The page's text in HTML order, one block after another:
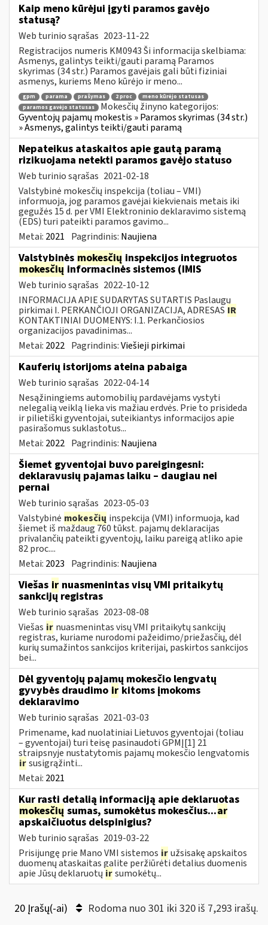
Kaip meno kūrėjui įgyti paramos gavėjo
statusą?
Web turinio sąrašas 2023-11-22
Registracijos numeris KM0943 Ši informacija skelbiama:
Asmenys, galintys teikti/gauti paramą Paramos
skyrimas (34 str.) Paramos gavėjais gali būti fiziniai
asmenys, kuriems Meno kūrėjo ir meno...
gpm parama prašymas 2 proc
meno kūrėjo statusas
paramos gavėjo statusas
Mokesčių žinyno kategorijos:
Gyventojų pajamų mokestis » Paramos skyrimas (34 str.)
» Asmenys, galintys teikti/gauti paramą
Nepateikus ataskaitos apie gautą paramą
rizikuojama netekti paramos gavėjo statuso
Web turinio sąrašas 2021-02-18
Valstybinė mokesčių inspekcija (toliau – VMI)
informuoja, jog paramos gavėjai kiekvienais metais iki
gegužės 15 d. per VMI Elektroninio deklaravimo sistemą
(EDS) turi pateikti paramos gavimo...
Metai: 2021 Pagrindinis: Naujiena
Valstybinės mokesčių inspekcijos integruotos
mokesčių informacinės sistemos (IMIS
Web turinio sąrašas 2022-10-12
INFORMACIJA APIE SUDARYTAS SUTARTIS Paslaugų
pirkimai I. PERKANČIOJI ORGANIZACIJA, ADRESAS IR
KONTAKTINIAI DUOMENYS: I.1. Perkančiosios
organizacijos pavadinimas...
Metai: 2022 Pagrindinis:Viešieji pirkimai
Kauferių istorijoms ateina pabaiga
Web turinio sąrašas 2022-04-14
Nesąžiningiems automobilių pardavėjams vystyti
nelegalią veiklą lieka vis mažiau erdvės. Prie to prisideda
ir pilietiški gyventojai, suteikiantys informacijos apie
pasirašomus suklastotus...
Metai: 2022 Pagrindinis: Naujiena
Šiemet gyventojai buvo pareigingesni:
deklaravusių pajamas laiku – daugiau nei
pernai
Web turinio sąrašas 2023-05-03
Valstybinė mokesčių inspekcija (VMI) informuoja, kad
šiemet iš maždaug 760 tūkst. pajamų deklaracijas
privalančių pateikti gyventojų, laiku pareigą atliko apie
82 proc....
Metai: 2023 Pagrindinis: Naujiena
Viešas ir nuasmenintas visų VMI pritaikytų
sankcijų registras
Web turinio sąrašas 2023-08-08
Viešas ir nuasmenintas visų VMI pritaikytų sankcijų
registras, kuriame nurodomi pažeidimo/priežasčių, dėl
kurių sumažintos sankcijos kriterijai, paskirtos sankcijos
bei...
Dėl gyventojų pajamų mokesčio lengvatų
gyvybės draudimo ir kitoms įmokoms
deklaravimo
Web turinio sąrašas 2021-03-03
Primename, kad nuolatiniai Lietuvos gyventojai (toliau
– gyventojai) turi teisę pasinaudoti GPMĮ[1] 21
straipsnyje nustatytomis pajamų mokesčio lengvatomis
irsusigrąžinti...
Metai: 2021
Kur rasti detalią informaciją apie deklaruotas
mokesčių sumas, sumokėtus mokesčius...ar
apskaičiuotus delspinigius?
Web turinio sąrašas 2019-03-22
Prisijungę prie Mano VMI sistemos iružsisakę apskaitos
duomenų ataskaitas galite peržiūrėti detalius duomenis
apie Jūsų deklaruotų irsumokėtų...
20 Įrašų(-ai) Rodoma nuo 301 iki 320 iš 7,293 irašų.